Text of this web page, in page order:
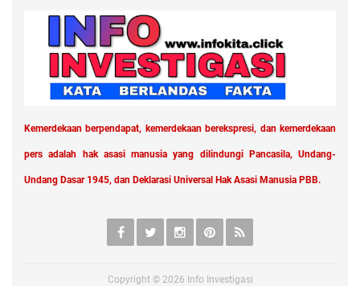
Kemerdekaan berpendapat, kemerdekaan berekspresi, dan kemerdekaan
pers adalah hak asasi manusia yang dilindungi Pancasila, Undang-
Undang Dasar 1945, dan Deklarasi Universal Hak Asasi Manusia PBB.
Copyright © 2026 Info Investigasi